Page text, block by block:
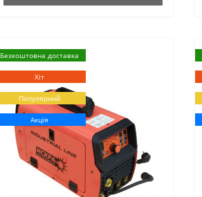
Безкоштовна доставка
Хіт
Популярний
Акція